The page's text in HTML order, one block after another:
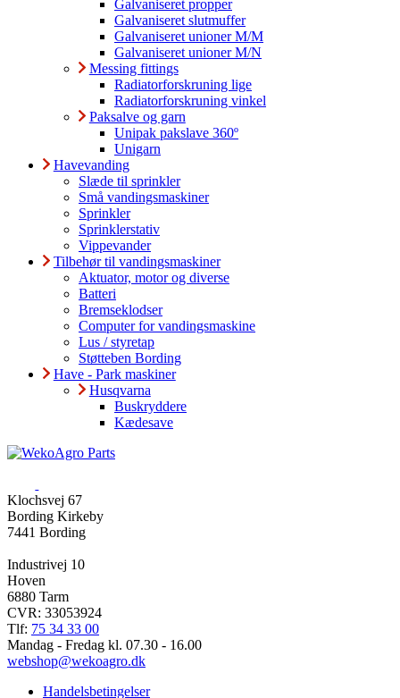
Galvaniseret propper
Galvaniseret slutmuffer
Galvaniseret unioner M/M
Galvaniseret unioner M/N
Messing fittings
Radiatorforskruning lige
Radiatorforskruning vinkel
Paksalve og garn
Unipak pakslave 360º
Unigarn
Havevanding
Slæde til sprinkler
Små vandingsmaskiner
Sprinkler
Sprinklerstativ
Vippevander
Tilbehør til vandingsmaskiner
Aktuator, motor og diverse
Batteri
Bremseklodser
Computer for vandingsmaskine
Lus / styretap
Støtteben Bording
Have - Park maskiner
Husqvarna
Buskryddere
Kædesave
Klochsvej 67
Bording Kirkeby
7441 Bording
Industrivej 10
Hoven
6880 Tarm
CVR: 33053924
Tlf: 75 34 33 00
Mandag - Fredag kl. 07.30 - 16.00
webshop@wekoagro.dk
Handelsbetingelser